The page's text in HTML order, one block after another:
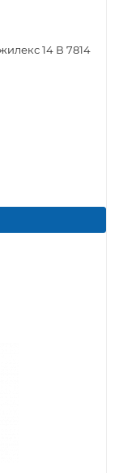
14 В 7814